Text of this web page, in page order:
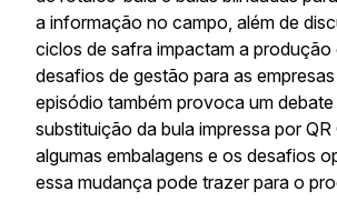
a informação no campo, além de
ciclos de safra impactam a produção
desafios de gestão para as
episódio também provoca um
substituição da bula impressa por QR
algumas embalagens e os desafios
essa mudança pode trazer para o